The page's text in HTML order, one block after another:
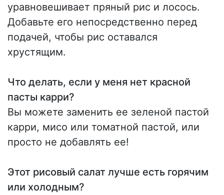
уравновешивает пряный рис и лосось.
Добавьте его непосредственно перед
подачей, чтобы рис оставался
хрустящим.
Что делать, если у меня нет красной
пасты карри?
Вы можете заменить ее зеленой пастой
карри, мисо или томатной пастой, или
просто не добавлять ее!
Этот рисовый салат лучше есть горячим
или холодным?